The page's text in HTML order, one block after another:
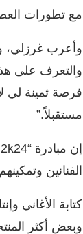
مع تطورات
وأعرب غرزلي،
والتعرف على
فرصة ثمينة لي
مستقبلاً.”
الفنانين
كتابة الأغاني
وبعض أكثر